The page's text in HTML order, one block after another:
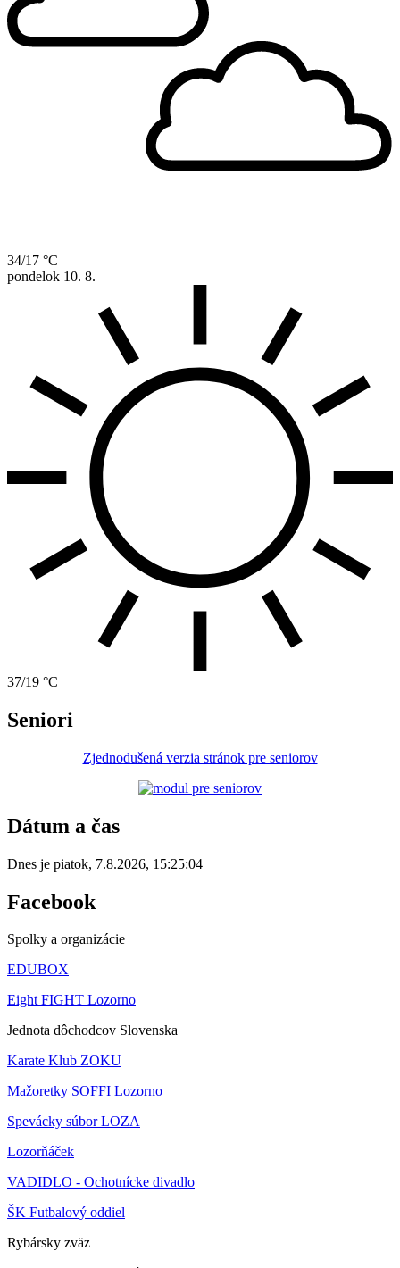
34/17 °C
pondelok 10. 8.
37/19 °C
Seniori
Zjednodušená verzia stránok pre seniorov
Dátum a čas
Dnes je piatok, 7.8.2026, 15:25:04
Facebook
Spolky a organizácie
EDUBOX
Eight FIGHT Lozorno
Jednota dôchodcov Slovenska
Karate Klub ZOKU
Mažoretky SOFFI Lozorno
Spevácky súbor LOZA
Lozorňáček
VADIDLO - Ochotnícke divadlo
ŠK Futbalový oddiel
Rybársky zväz